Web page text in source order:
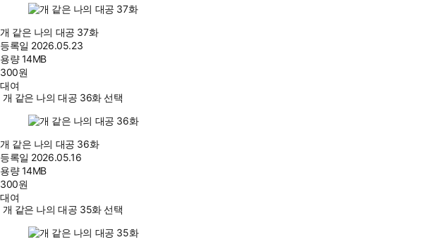
개 같은 나의 대공 37화
등록일 2026.05.23
용량14MB
300원
대여
개 같은 나의 대공 36화 선택
개 같은 나의 대공 36화
등록일 2026.05.16
용량14MB
300원
대여
개 같은 나의 대공 35화 선택